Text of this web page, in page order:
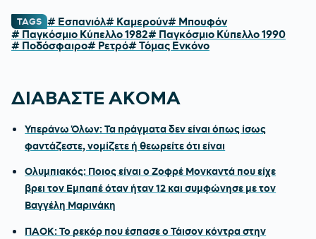
TAGS # Εσπανιόλ# Καμερούν# Μπουφόν
# Παγκόσμιο Κύπελλο 1982# Παγκόσμιο Κύπελλο 1990
# Ποδόσφαιρο# Ρετρό# Τόμας Ενκόνο
ΔΙΑΒΑΣΤΕ ΑΚΟΜΑ
Υπεράνω Όλων: Τα πράγματα δεν είναι όπως ίσως
φαντάζεστε, νομίζετε ή θεωρείτε ότι είναι
Ολυμπιακός: Ποιος είναι ο Ζοφρέ Μονκαντά που είχε
βρει τον Εμπαπέ όταν ήταν 12 και συμφώνησε με τον
Βαγγέλη Μαρινάκη
ΠΑΟΚ: Το ρεκόρ που έσπασε ο Τάισον κόντρα στην